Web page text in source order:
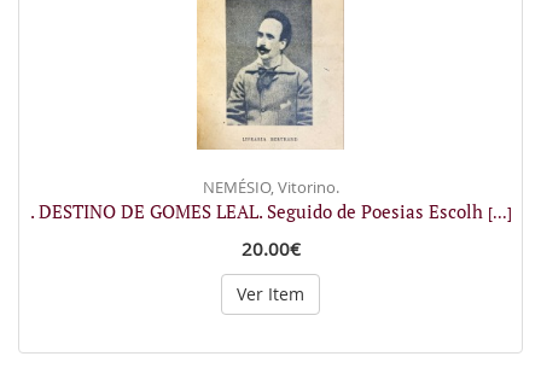
NEMÉSIO, Vitorino.
. DESTINO DE GOMES LEAL. Seguido de Poesias Escolh [...]
20.00€
Ver Item